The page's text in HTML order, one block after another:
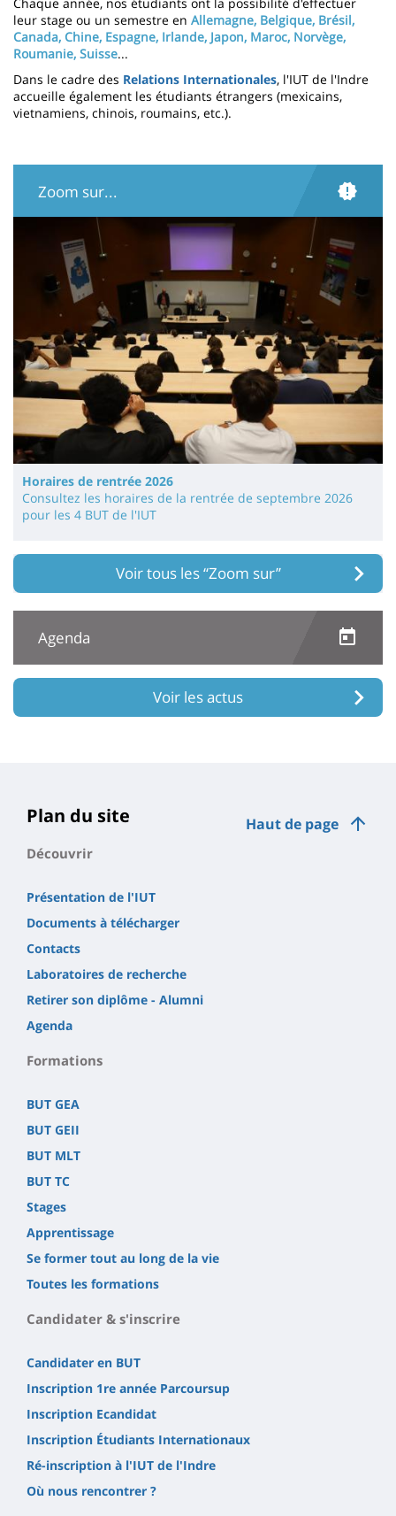
leur stage ou un semestre en Allemagne, Belgique, Brésil,
Canada, Chine, Espagne, Irlande, Japon, Maroc, Norvège,
Roumanie, Suisse...
Dans le cadre des Relations Internationales, l'IUT de l'Indre
accueille également les étudiants étrangers (mexicains,
vietnamiens, chinois, roumains, etc.).
Zoom sur...
Horaires de rentrée 2026
Consultez les horaires de la rentrée de septembre 2026
pour les 4 BUT de l'IUT
Voir tous les “Zoom sur”
Agenda
Voir les actus
Haut de page
Plan du site
Découvrir
Présentation de l'IUT
Documents à télécharger
Contacts
Laboratoires de recherche
Retirer son diplôme - Alumni
Agenda
Formations
BUT GEA
BUT GEII
BUT MLT
BUT TC
Stages
Apprentissage
Se former tout au long de la vie
Toutes les formations
Candidater & s'inscrire
Candidater en BUT
Inscription 1re année Parcoursup
Inscription Ecandidat
Inscription Étudiants Internationaux
Ré-inscription à l'IUT de l'Indre
Où nous rencontrer ?